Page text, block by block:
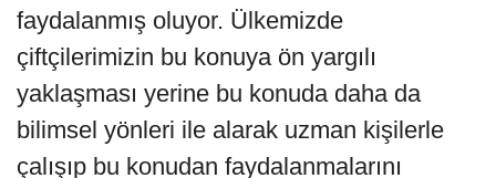
faydalanmış oluyor. Ülkemizde
çiftçilerimizin bu konuya ön yargılı
yaklaşması yerine bu konuda daha da
bilimsel yönleri ile alarak uzman kişilerle
çalışıp bu konudan faydalanmalarını